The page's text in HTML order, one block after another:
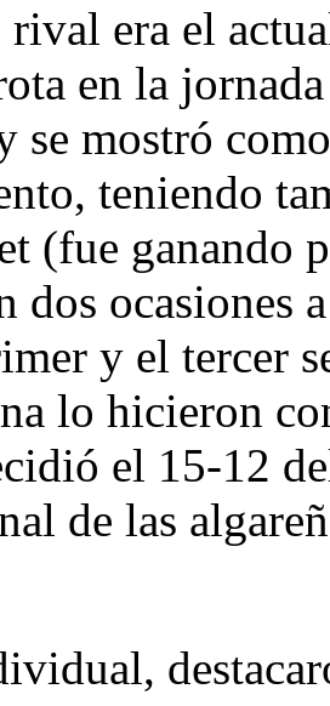
rival era el
en la
se mostró
teniendo
(fue ganando
dos ocasiones
y el tercer
lo hicieron
el 15-12
de las